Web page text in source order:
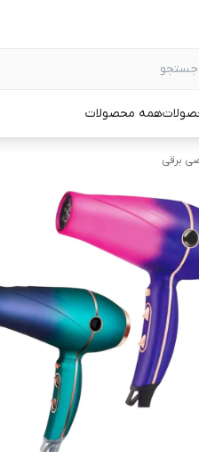
همه محصولات
برقی